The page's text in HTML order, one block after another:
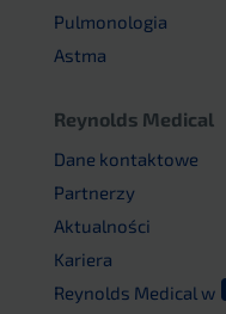
Pulmonologia
Astma
Reynolds Medical
Dane kontaktowe
Partnerzy
Aktualności
Kariera
Reynolds Medical w